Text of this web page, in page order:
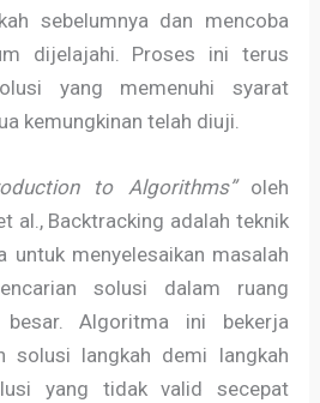
sebelumnya dan mencoba
dijelajahi. Proses ini terus
yang memenuhi syarat
kemungkinan telah diuji.
to Algorithms”oleh
al., Backtracking adalah teknik
untuk menyelesaikan masalah
solusi dalam ruang
besar. Algoritma ini bekerja
solusi langkah demi langkah
yang tidak valid secepat